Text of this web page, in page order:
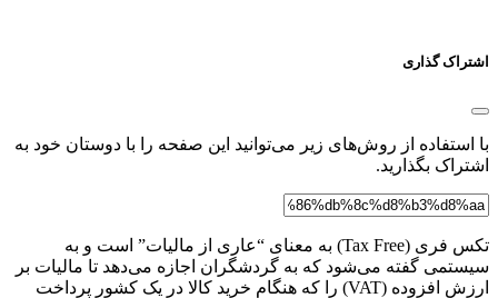
اشتراک گذاری
با استفاده از روش‌های زیر می‌توانید این صفحه را با دوستان خود به
اشتراک بگذارید.
تکس فری (Tax Free) به معنای “عاری از مالیات” است و به
سیستمی گفته می‌شود که به گردشگران اجازه می‌دهد تا مالیات بر
ارزش افزوده (VAT) را که هنگام خرید کالا در یک کشور پرداخت